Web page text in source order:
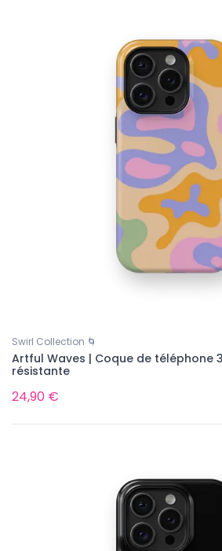
Swirl Collection 🌀
Artful Waves | Coque de téléphone
résistante
24,90 €